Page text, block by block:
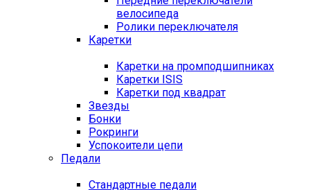
велосипеда
Ролики переключателя
Каретки
Каретки на промподшипниках
Каретки ISIS
Каретки под квадрат
Звезды
Бонки
Рокринги
Успокоители цепи
Педали
Стандартные педали